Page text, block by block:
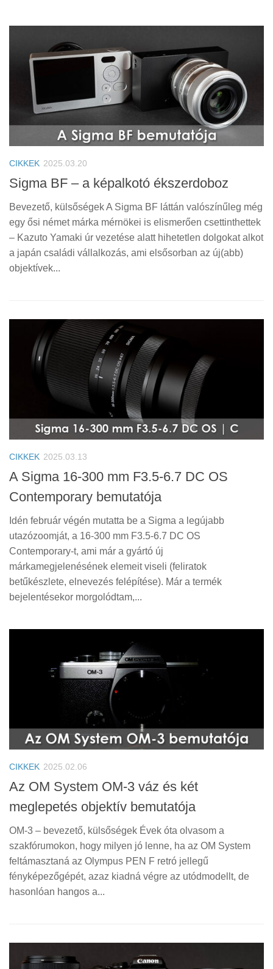
CIKKEK 2025.03.20
Sigma BF – a képalkotó ékszerdoboz
Bevezető, külsőségek A Sigma BF láttán valószínűleg még
egy ősi német márka mérnökei is elismerően csettinthettek
– Kazuto Yamaki úr vezetése alatt hihetetlen dolgokat alkot
a japán családi vállalkozás, ami elsősorban az új(abb)
objektívek...
CIKKEK 2025.03.13
A Sigma 16-300 mm F3.5-6.7 DC OS
Contemporary bemutatója
Idén február végén mutatta be a Sigma a legújabb
utazózoomját, a 16-300 mm F3.5-6.7 DC OS
Contemporary-t, ami már a gyártó új
márkamegjelenésének elemeit viseli (feliratok
betűkészlete, elnevezés felépítése). Már a termék
bejelentésekor morgolódtam,...
CIKKEK 2025.02.06
Az OM System OM-3 váz és két
meglepetés objektív bemutatója
OM-3 – bevezető, külsőségek Évek óta olvasom a
szakfórumokon, hogy milyen jó lenne, ha az OM System
feltámasztaná az Olympus PEN F retró jellegű
fényképezőgépét, azaz kiadná végre az utódmodellt, de
hasonlóan hangos a...